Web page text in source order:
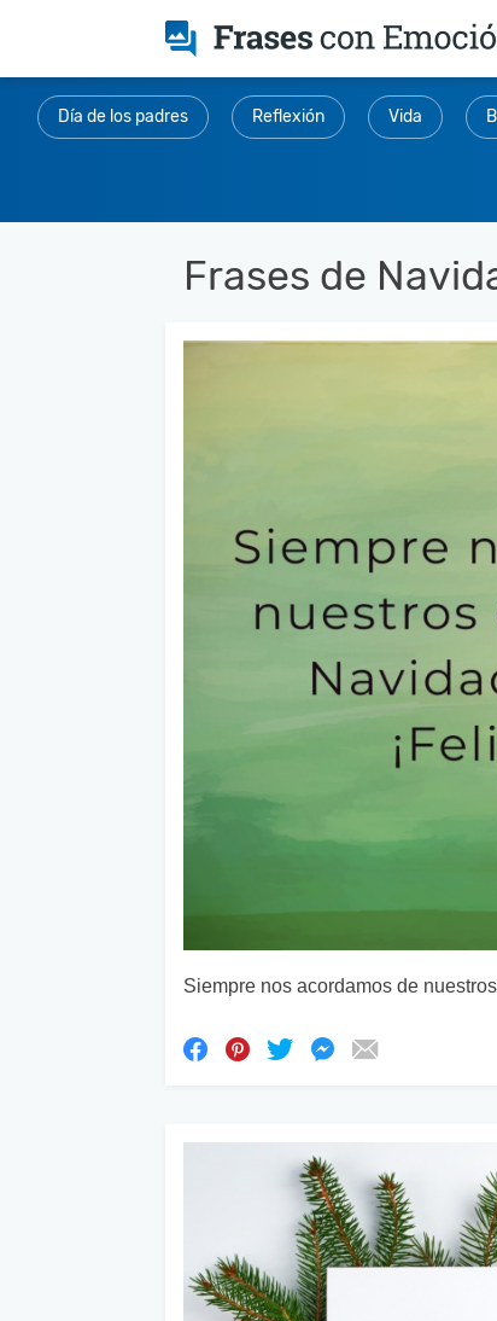
Día de los padres Reflexión Vida
Frases de
Siempre nos acordamos de